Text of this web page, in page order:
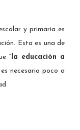
y primaria es
Esta es una de
“ la educación a
necesario poco a